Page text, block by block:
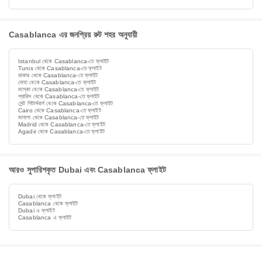
Casablanca এর জনপ্রিয় রুট শহর অনুযায়ী
Istanbul থেকে Casablanca-তে ফ্লাইট
Tunis থেকে Casablanca-তে ফ্লাইট
ডাকার থেকে Casablanca-তে ফ্লাইট
দোহা থেকে Casablanca-তে ফ্লাইট
মস্কো থেকে Casablanca-তে ফ্লাইট
প্যারিস থেকে Casablanca-তে ফ্লাইট
সেন্ট পিটার্সবার্গ থেকে Casablanca-তে ফ্লাইট
Cairo থেকে Casablanca-তে ফ্লাইট
মালাগা থেকে Casablanca-তে ফ্লাইট
Madrid থেকে Casablanca-তে ফ্লাইট
Agadir থেকে Casablanca-তে ফ্লাইট
আরও সুপারিশকৃত Dubai এবং Casablanca ফ্লাইট
Dubai থেকে ফ্লাইট
Casablanca থেকে ফ্লাইট
Dubai এ ফ্লাইট
Casablanca এ ফ্লাইট